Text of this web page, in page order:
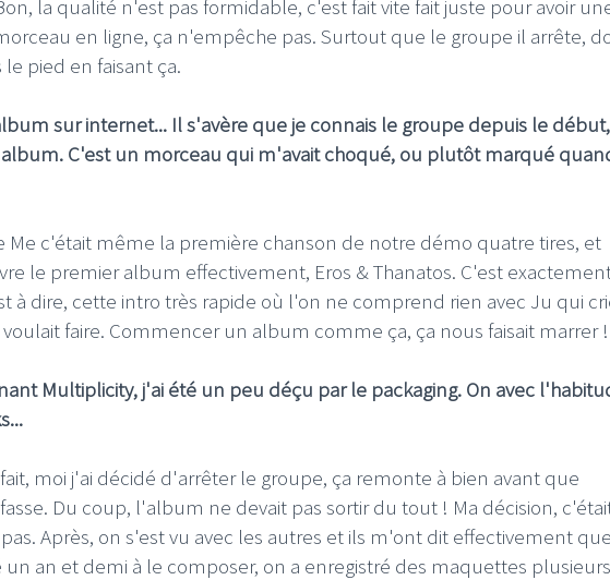
la qualité n'est pas formidable, c'est fait vite fait juste pour avoir
en ligne, ça n'empêche pas. Surtout que le groupe il arrête,
pied en faisant ça.
sur internet... Il s'avère que je connais le groupe depuis le
C'est un morceau qui m'avait choqué, ou plutôt marqué
Me c'était même la première chanson de notre démo quatre tires, et
le premier album effectivement, Eros & Thanatos. C'est
à dire, cette intro très rapide où l'on ne comprend rien avec Ju qui
faire. Commencer un album comme ça, ça nous faisait marrer !
Multiplicity, j'ai été un peu déçu par le packaging. On avec
moi j'ai décidé d'arrêter le groupe, ça remonte à bien avant que
Du coup, l'album ne devait pas sortir du tout ! Ma décision,
Après, on s'est vu avec les autres et ils m'ont dit effectivement
an et demi à le composer, on a enregistré des maquettes